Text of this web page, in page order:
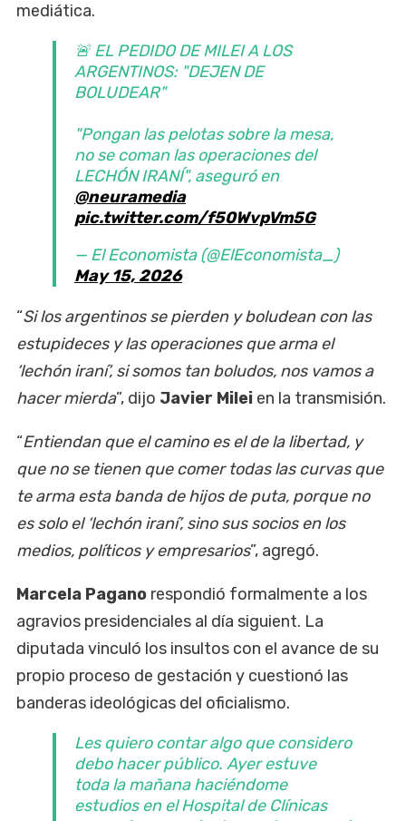
mediática.
🚨 EL PEDIDO DE MILEI A LOS
ARGENTINOS: "DEJEN DE
BOLUDEAR"
"Pongan las pelotas sobre la mesa,
no se coman las operaciones del
LECHÓN IRANÍ", aseguró en
@neuramedia
pic.twitter.com/f50WvpVm5G
— El Economista (@ElEconomista_)
May 15, 2026
“Si los argentinos se pierden y boludean con las
estupideces y las operaciones que arma el
‘lechón iraní’, si somos tan boludos, nos vamos a
hacer mierda”, dijo Javier Milei en la transmisión.
“Entiendan que el camino es el de la libertad, y
que no se tienen que comer todas las curvas que
te arma esta banda de hijos de puta, porque no
es solo el ‘lechón iraní’, sino sus socios en los
medios, políticos y empresarios”, agregó.
Marcela Pagano respondió formalmente a los
agravios presidenciales al día siguient. La
diputada vinculó los insultos con el avance de su
propio proceso de gestación y cuestionó las
banderas ideológicas del oficialismo.
Les quiero contar algo que considero
debo hacer público. Ayer estuve
toda la mañana haciéndome
estudios en el Hospital de Clínicas